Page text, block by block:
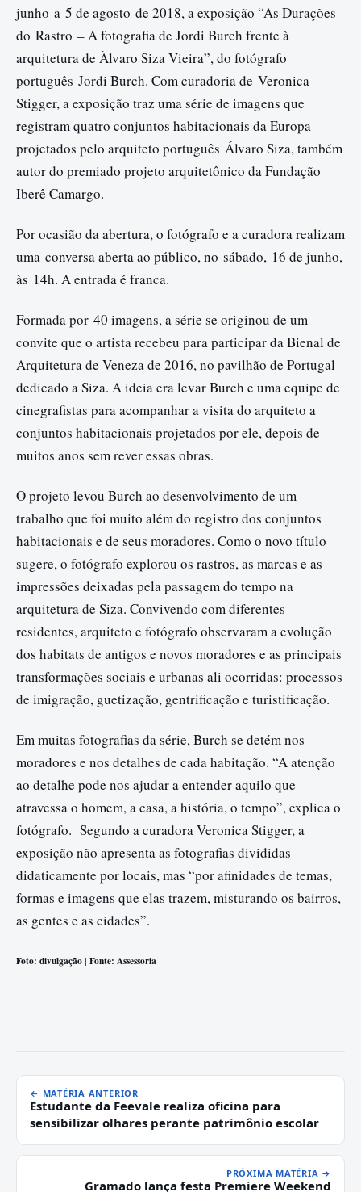
junho a 5 de agosto de 2018, a exposição “As Durações
do Rastro – A fotografia de Jordi Burch frente à
arquitetura de Àlvaro Siza Vieira”, do fotógrafo
português Jordi Burch. Com curadoria de Veronica
Stigger, a exposição traz uma série de imagens que
registram quatro conjuntos habitacionais da Europa
projetados pelo arquiteto português Álvaro Siza, também
autor do premiado projeto arquitetônico da Fundação
Iberê Camargo.
Por ocasião da abertura, o fotógrafo e a curadora realizam
uma conversa aberta ao público, no sábado, 16 de junho,
às 14h. A entrada é franca.
Formada por 40 imagens, a série se originou de um
convite que o artista recebeu para participar da Bienal de
Arquitetura de Veneza de 2016, no pavilhão de Portugal
dedicado a Siza. A ideia era levar Burch e uma equipe de
cinegrafistas para acompanhar a visita do arquiteto a
conjuntos habitacionais projetados por ele, depois de
muitos anos sem rever essas obras.
O projeto levou Burch ao desenvolvimento de um
trabalho que foi muito além do registro dos conjuntos
habitacionais e de seus moradores. Como o novo título
sugere, o fotógrafo explorou os rastros, as marcas e as
impressões deixadas pela passagem do tempo na
arquitetura de Siza. Convivendo com diferentes
residentes, arquiteto e fotógrafo observaram a evolução
dos habitats de antigos e novos moradores e as principais
transformações sociais e urbanas ali ocorridas: processos
de imigração, guetização, gentrificação e turistificação.
Em muitas fotografias da série, Burch se detém nos
moradores e nos detalhes de cada habitação. “A atenção
ao detalhe pode nos ajudar a entender aquilo que
atravessa o homem, a casa, a história, o tempo”, explica o
fotógrafo. Segundo a curadora Veronica Stigger, a
exposição não apresenta as fotografias divididas
didaticamente por locais, mas “por afinidades de temas,
formas e imagens que elas trazem, misturando os bairros,
as gentes e as cidades”.
Foto: divulgação | Fonte: Assessoria
← MATÉRIA ANTERIOR
Estudante da Feevale realiza oficina para
sensibilizar olhares perante patrimônio escolar
PRÓXIMA MATÉRIA →
Gramado lança festa Premiere Weekend